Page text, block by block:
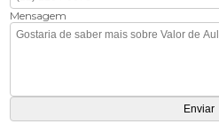
Mensagem